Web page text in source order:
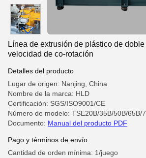
Línea de extrusión de plástico de
velocidad de co-rotación
Detalles del producto
Lugar de origen: Nanjing, China
Nombre de la marca: HLD
Certificación: SGS/ISO9001/CE
Número de modelo: TSE20B/35B/50B/65B/
Documento: Manual del producto PDF
Pago y términos de envío
Cantidad de orden mínima: 1/juego